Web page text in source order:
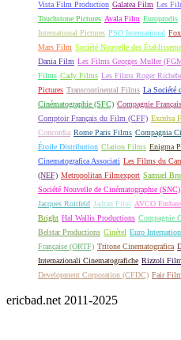
Vista Film Production Galatea Film Les
Touchstone Pictures Avala Film Europrodis
International Pictures PSO International
Mars Film Société Nouvelle des
Dania Film Les Films Georges Muller
Films Cady Films Les Films Roger
Pictures Transcontinental Films La Société
Cinématographie (SFC) Compagnie
Comptoir Français du Film (CFF) Excelsa
Concordia Rome Paris Films Compagnia
Étoile Distribution Clarion Films Enigma
Cinematografica Associati Les Films du
(NEF) Metropolitan Filmexport Samuel
Société Nouvelle de Cinématographie (SNC)
Jacques Roitfeld Jadran Film AVCO
Bright Hal Wallis Productions Compagnie
Belstar Productions Cinétel Euro
Française (ORTF) Tritone Cinematografica
Internazionali Cinematografiche Rizzoli Film
Development Corporation (CFDC) Fair Film
ericbad.net 2011-2025